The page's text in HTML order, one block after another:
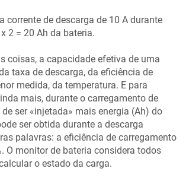
corrente de descarga de 10 A durante
2 = 20 Ah da bateria.
coisas, a capacidade efetiva de uma
taxa de descarga, da eficiência de
medida, da temperatura. E para
mais, durante o carregamento de
ser «injetada» mais energia (Ah) do
ser obtida durante a descarga
palavras: a eficiência de carregamento
O monitor de bateria considera todos
o estado da carga.